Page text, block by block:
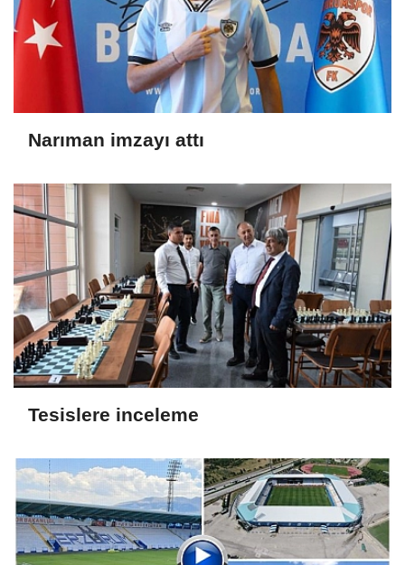
Narıman imzayı attı
Tesislere inceleme